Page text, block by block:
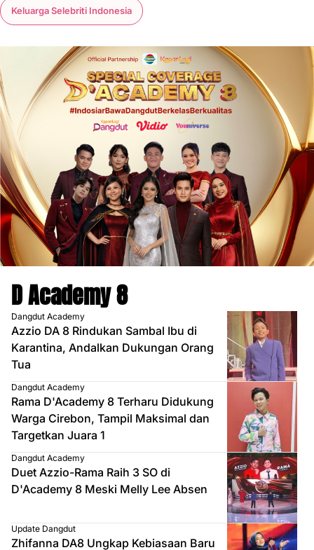
Keluarga Selebriti Indonesia
D Academy 8
Dangdut Academy
Azzio DA 8 Rindukan Sambal Ibu di
Karantina, Andalkan Dukungan Orang
Tua
Dangdut Academy
Rama D'Academy 8 Terharu Didukung
Warga Cirebon, Tampil Maksimal dan
Targetkan Juara 1
Dangdut Academy
Duet Azzio-Rama Raih 3 SO di
D'Academy 8 Meski Melly Lee Absen
Update Dangdut
Zhifanna DA8 Ungkap Kebiasaan Baru